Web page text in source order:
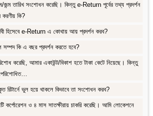
জন্ম তারিখ সংশোধন করেছি। কিন্তু e-Return পূর্বের তথ্য প্রদর্শন
কি?
হিসেবে e-Return এ কোথায় আয় প্রদর্শন করব?
সম্পদ কি এ বছর প্রদর্শন করতে হবে?
করেছি, আমার একাউন্ট/বিকাশ হতে টাকা কেটে নিয়েছে। কিন্তু
রিটার্নে ভুল হয়ে থাকলে কিভাবে তা সংশোধন করব?
কর্পোরেশন ও ৪ মাস সাতক্ষীরায় চাকরি করেছি। আমি লোকেশনে